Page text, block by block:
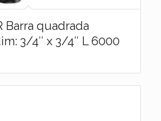
Barra quadrada
3/4″ x 3/4″ L 6000